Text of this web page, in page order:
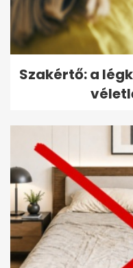
Szakértő: a